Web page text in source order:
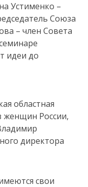
Устименко –
Союза
– член Совета
идеи до
областная
женщин России,
директора
свои